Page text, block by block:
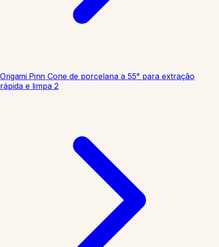
Origami Pinn Cone de porcelana a 55° para extração
rápida e limpa 2